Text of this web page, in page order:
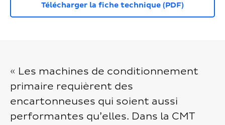
Télécharger la fiche technique (PDF)
« Les machines de conditionnement
primaire requièrent des
encartonneuses qui soient aussi
performantes qu’elles. Dans la CMT